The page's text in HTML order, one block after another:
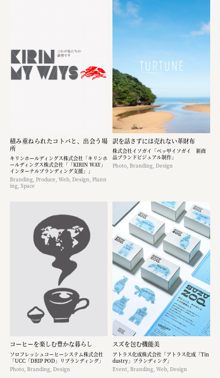
積み重ねられたコトバと、出会う場
所
キリンホールディングス株式会社「キリンホ
ールディングス株式会社「「KIRIN WAY」
インターナルブランディング支援」」
Branding, Produce, Web, Design, Plann
ing, Space
訳を話さずには売れない革財布
株式会社イソガイ「ベッ甲イソガイ 新商
品ブランドビジュアル制作」
Photo, Branding, Design
コーヒーを楽しむ豊かな暮らし
ソロフレッシュコーヒーシステム株式会社
「UCC「DRIP POD」リブランディング」
Photo, Branding, Design
スズを包む機能美
アトラス化成株式会社「アトラス化成「Tin
dustry」ブランディング」
Event, Branding, Web, Design